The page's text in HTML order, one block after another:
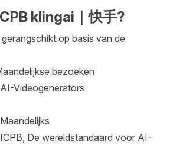
klingai｜快手?
op basis van de
bezoeken
AI-Videogenerators
Maandelijks
De wereldstandaard voor AI-